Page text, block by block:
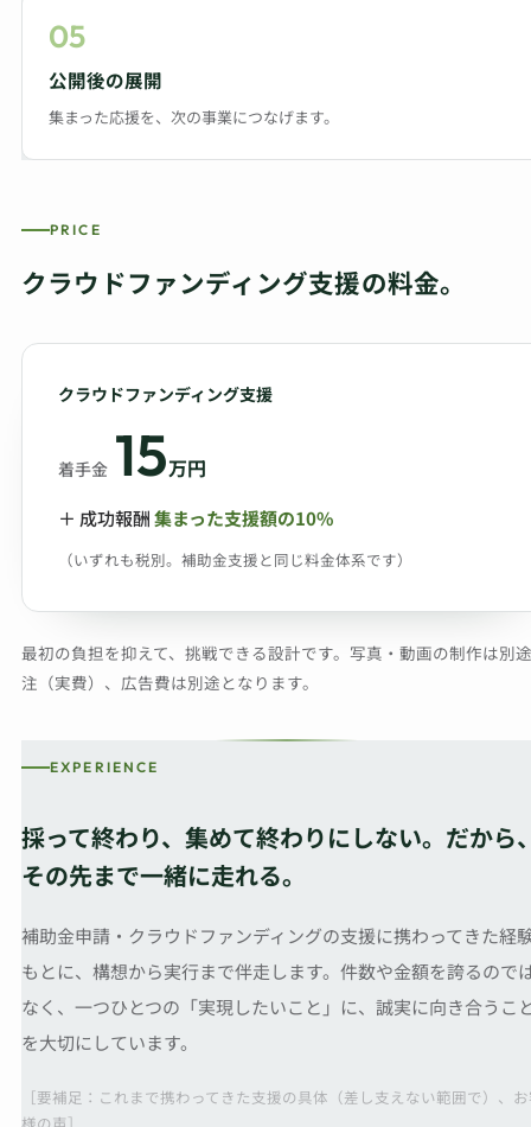
05
公開後の展開
集まった応援を、次の事業につなげます。
PRICE
クラウドファンディング支援の料金。
クラウドファンディング支援
着手金 15万円
＋ 成功報酬集まった支援額の10%
（いずれも税別。補助金支援と同じ料金体系です）
最初の負担を抑えて、挑戦できる設計です。写真・動画の制作は別
注（実費）、広告費は別途となります。
EXPERIENCE
採って終わり、集めて終わりにしない。だから
その先まで一緒に走れる。
補助金申請・クラウドファンディングの支援に携わってきた経
もとに、構想から実行まで伴走します。件数や金額を誇るので
なく、一つひとつの「実現したいこと」に、誠実に向き合うこ
を大切にしています。
［要補足：これまで携わってきた支援の具体（差し支えない範囲で）、